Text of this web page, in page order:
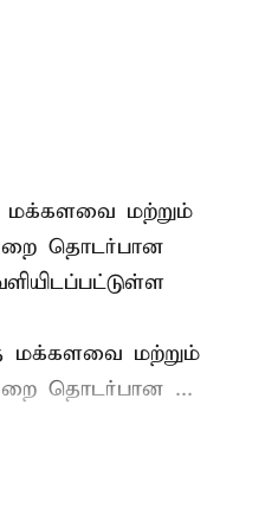
மக்களவை மற்றும்
தொடர்பான
மக்களவை மற்றும்
தொடர்பான ...